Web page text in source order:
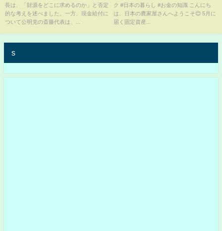
っと知りたい！】【グッド！モ
ーニング】(2025年4月12日)
長は、「財源をどこに求めるのか」と否定
的な考えを述べました。一方、現金給付に
ついて公明党の斎藤代表は、...
以上を失い、年金生活が崩れま
す#固定資産税 #納税通知書 #税
ク #日本の暮らし #お金の知識 こんにち
は、日本の農家屋さんへようこそ😊 5月に
届く固定資産...
s